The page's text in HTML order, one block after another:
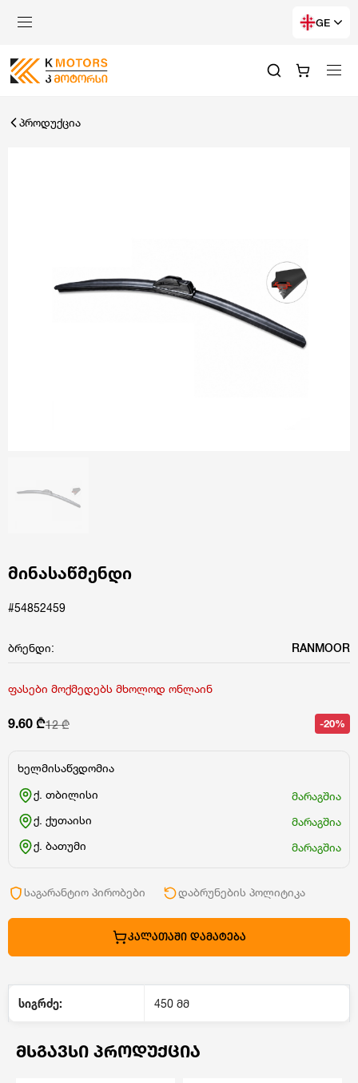
GE
პროდუქცია
მინასაწმენდი
#54852459
ბრენდი: RANMOOR
ფასები მოქმედებს მხოლოდ ონლაინ
9.60 ₾12 ₾ -20%
ხელმისაწვდომია
ქ. თბილისი
მარაგშია
ქ. ქუთაისი
მარაგშია
ქ. ბათუმი
მარაგშია
საგარანტიო პირობები დაბრუნების პოლიტიკა
ᲙᲐᲚᲐᲗᲐᲨᲘ ᲓᲐᲛᲐᲢᲔᲑᲐ
სიგრძე: 450 მმ
ᲛᲡᲒᲐᲕᲡᲘ ᲞᲠᲝᲓᲣᲥᲪᲘᲐ